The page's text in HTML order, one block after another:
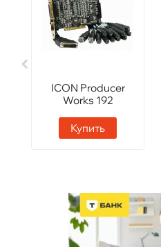
ICON Producer
Works 192
Купить